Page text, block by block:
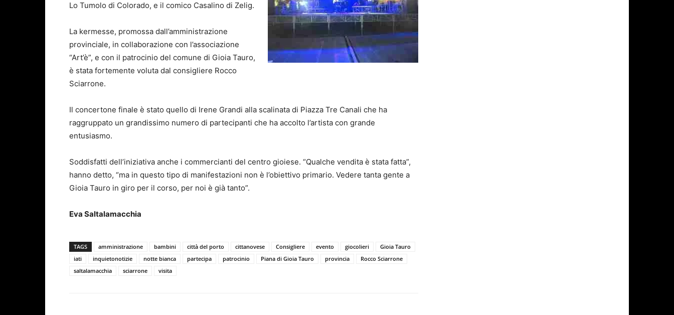
Lo Tumolo di Colorado, e il comico Casalino di Zelig.
La kermesse, promossa dall’amministrazione
provinciale, in collaborazione con l’associazione
“Art’è”, e con il patrocinio del comune di Gioia Tauro,
è stata fortemente voluta dal consigliere Rocco
Sciarrone.
Il concertone finale è stato quello di Irene Grandi alla scalinata di Piazza Tre Canali che ha
raggruppato un grandissimo numero di partecipanti che ha accolto l’artista con grande
entusiasmo.
Soddisfatti dell’iniziativa anche i commercianti del centro gioiese. “Qualche vendita è stata fatta”,
hanno detto, “ma in questo tipo di manifestazioni non è l’obiettivo primario. Vedere tanta gente a
Gioia Tauro in giro per il corso, per noi è già tanto”.
Eva Saltalamacchia
TAGS amministrazione bambini città del porto cittanovese Consigliere evento giocolieri
Gioia Tauro
iati
inquietonotizie notte bianca partecipa patrocinio Piana di Gioia Tauro provincia
Rocco Sciarrone
saltalamacchia
sciarrone visita